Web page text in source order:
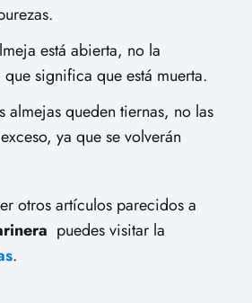
está abierta, no la
significa que está muerta.
almejas queden tiernas, no las
ya que se volverán
otros artículos parecidos a
puedes visitar la
.